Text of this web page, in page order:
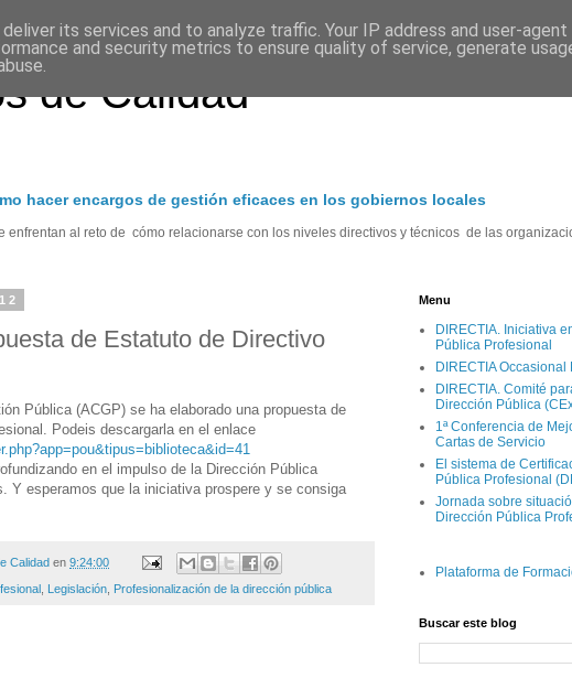
de Calidad
hacer encargos de gestión eficaces en los gobiernos locales
enfrentan al reto de cómo relacionarse con los niveles directivos y técnicos de las
de Estatuto de Directivo
Pública (ACGP) se ha elaborado una propuesta de
Podeis descargarla en el enlace
en el impulso de la Dirección Pública
Y esperamos que la iniciativa prospere y se consiga
Calidad en 9:24:00
Legislación Profesionalización de la dirección pública
Menu
DIRECTIA. Iniciativa
Pública Profesional
DIRECTIA Occasional
DIRECTIA. Comité
Dirección Pública
1ª Conferencia de
Cartas de Servicio
El sistema de
Pública Profesional
Jornada sobre
Dirección Pública
Plataforma de
Buscar este blog
its services and to analyze traffic. Your IP address and user-agent
and security metrics to ensure quality of service, generate